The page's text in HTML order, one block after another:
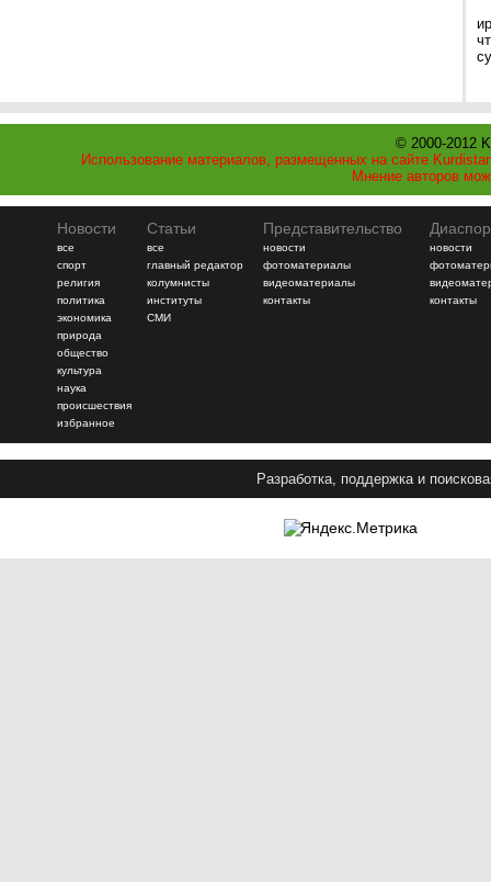
© 2000-2012
Использование материалов, размещенных на сайте
Мнение авторов
Новости
все
спорт
религия
политика
экономика
природа
общество
культура
наука
происшествия
избранное
Статьи
все
главный редактор
колумнисты
институты
СМИ
Представительство
новости
фотоматериалы
видеоматериалы
контакты
новости
контакты
Разработка, поддержка и